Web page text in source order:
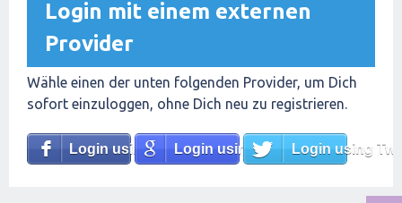
Login mit einem externen
Provider
Wähle einen der unten folgenden Provider, um Dich
sofort einzuloggen, ohne Dich neu zu registrieren.
Login using FacebookLogin using GoogleLogin using